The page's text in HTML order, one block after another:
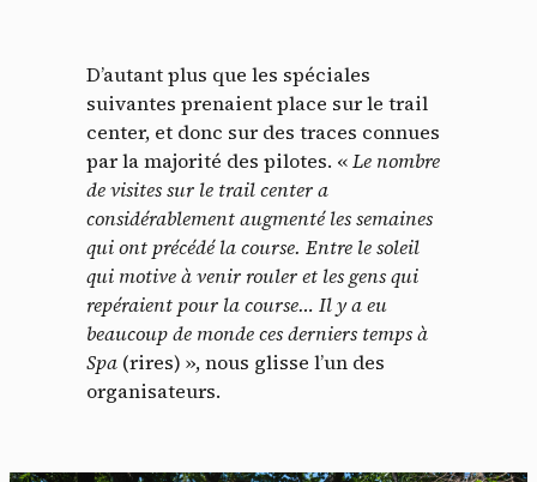
D’autant plus que les spéciales
suivantes prenaient place sur le trail
center, et donc sur des traces connues
par la majorité des pilotes. «Le nombre
de visites sur le trail center a
considérablement augmenté les semaines
qui ont précédé la course. Entre le soleil
qui motive à venir rouler et les gens qui
repéraient pour la course… Il y a eu
beaucoup de monde ces derniers temps à
Spa (rires) », nous glisse l’un des
organisateurs.